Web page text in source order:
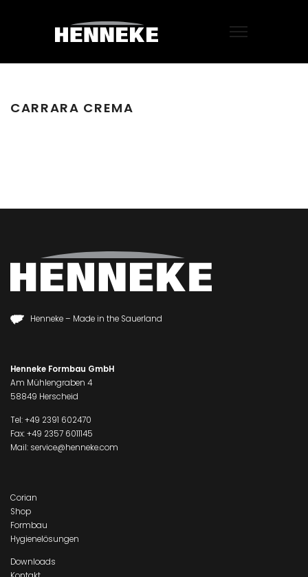
CARRARA CREMA
Henneke – Made in the Sauerland
Henneke Formbau GmbH
Am Mühlengraben 4
58849 Herscheid
Tel:+49 2391 602470
Fax: +49 2357 6011145
Mail: service@henneke.com
Corian
Shop
Formbau
Hygienelösungen
Downloads